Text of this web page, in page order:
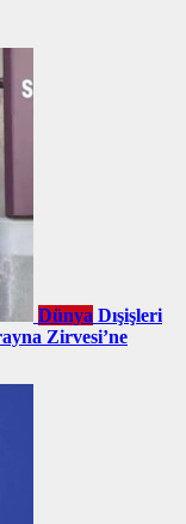
Dünya Dışişleri
Zirvesi’ne